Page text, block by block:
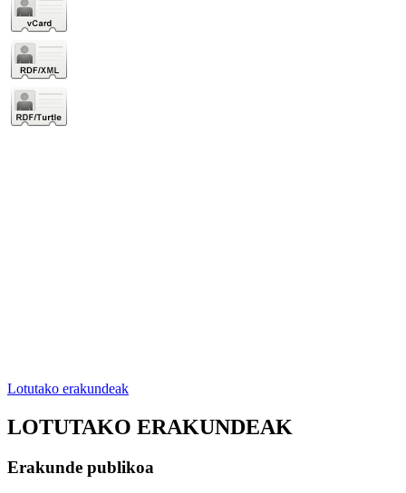
Lotutako erakundeak
LOTUTAKO ERAKUNDEAK
Erakunde publikoa